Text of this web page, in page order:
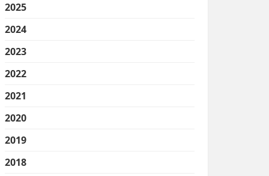
2025
2024
2023
2022
2021
2020
2019
2018